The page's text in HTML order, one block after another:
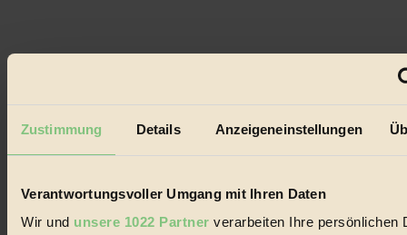
Zustimmung Details Anzeigeneinstellungen
Verantwortungsvoller Umgang mit Ihren Daten
Wir und unsere 1022 Partner verarbeiten Ihre persönlichen
© 2026 Biorama GmbH
Datenschutz
Mediadaten
Biorama steht für einen nachhaltigen Lebensstil und bewussten
und Produkte, ein Leitfaden im schnell wachsenden Markt des
Handels mit Bioprodukten, des Fair-Trade sowie der Branche
alternativer Energien.